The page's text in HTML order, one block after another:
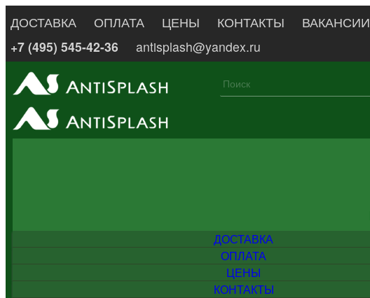
ДОСТАВКА ОПЛАТА ЦЕНЫ КОНТАКТЫ
ВАКАНСИИ
+7 (495) 545-42-36
antisplash@yandex.ru
ДОСТАВКА
ОПЛАТА
ЦЕНЫ
КОНТАКТЫ